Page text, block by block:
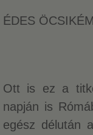
ÉDES
Ott is ez a
napján is
egész délután